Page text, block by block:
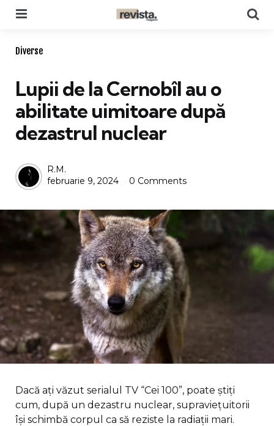
Categories
Diverse
Lupii de la Cernobîl au o
abilitate uimitoare după
dezastrul nuclear
Posted
by
R.M.
februarie 9, 2024
0 Comments
Dacă ați văzut serialul TV “Cei 100”, poate știți
cum, după un dezastru nuclear, supraviețuitorii
își schimbă corpul ca să reziste la radiații mari.